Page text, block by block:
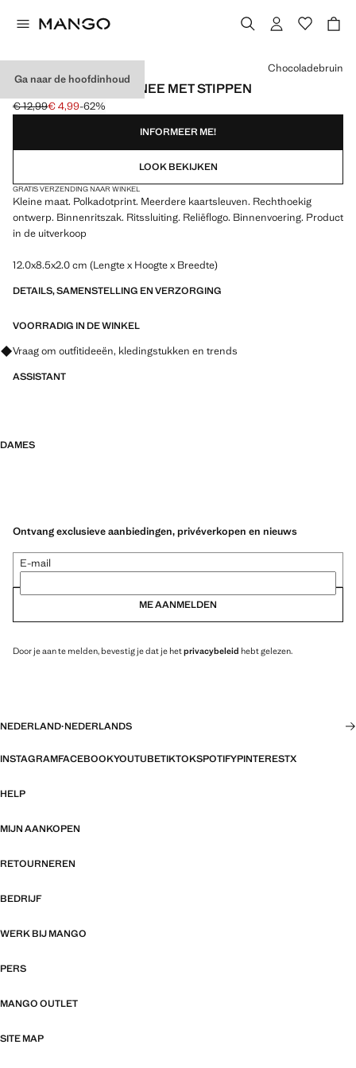
Ga naar de hoofdinhoud
KLEINE PORTEMONNEE MET STIPPEN
Oorspronkelijke prijs doorgehaald [€ 12,99 ]
€ 12,99
Huidige prijs [€ 4,99 ]
€ 4,99-62%
Kies een kleur
Chocoladebruin
INFORMEER ME!
LOOK BEKIJKEN
GRATIS VERZENDING NAAR WINKEL
Kleine maat. Polkadotprint. Meerdere kaartsleuven. Rechthoekig
ontwerp. Binnenritszak. Ritssluiting. Reliëflogo. Binnenvoering. Product
in de uitverkoop
12.0x8.5x2.0 cm (Lengte x Hoogte x Breedte)
DETAILS, SAMENSTELLING EN VERZORGING
VOORRADIG IN DE WINKEL
Vraag om outfitideeën, kledingstukken en trends
ASSISTANT
DAMES
Ontvang exclusieve aanbiedingen, privéverkopen en nieuws
E-mail
ME AANMELDEN
Door je aan te melden, bevestig je dat je hetprivacybeleid hebt gelezen.
NEDERLAND·NEDERLANDS
INSTAGRAMFACEBOOKYOUTUBETIKTOKSPOTIFYPINTERESTX
HELP
MIJN AANKOPEN
RETOURNEREN
BEDRIJF
WERK BIJ MANGO
PERS
MANGO OUTLET
SITE MAP